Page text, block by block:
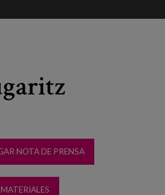
NOTA DE PRENSA
MATERIALES